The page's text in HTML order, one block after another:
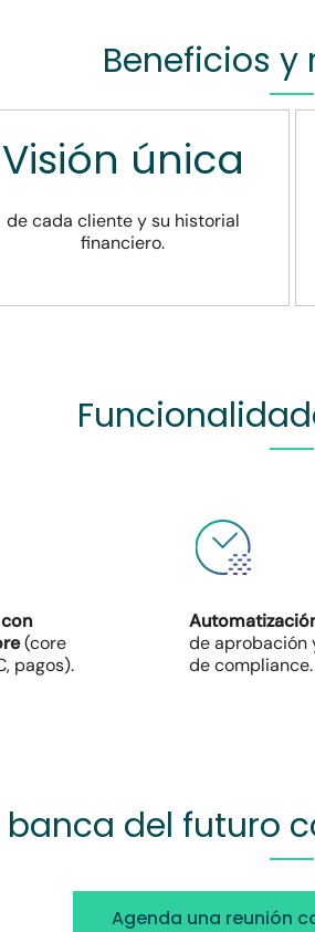
Beneficios y
Visión única
de cada cliente y su historial
financiero.
(core
pagos).
de aprobación
de compliance.
del futuro
Agenda una reunión